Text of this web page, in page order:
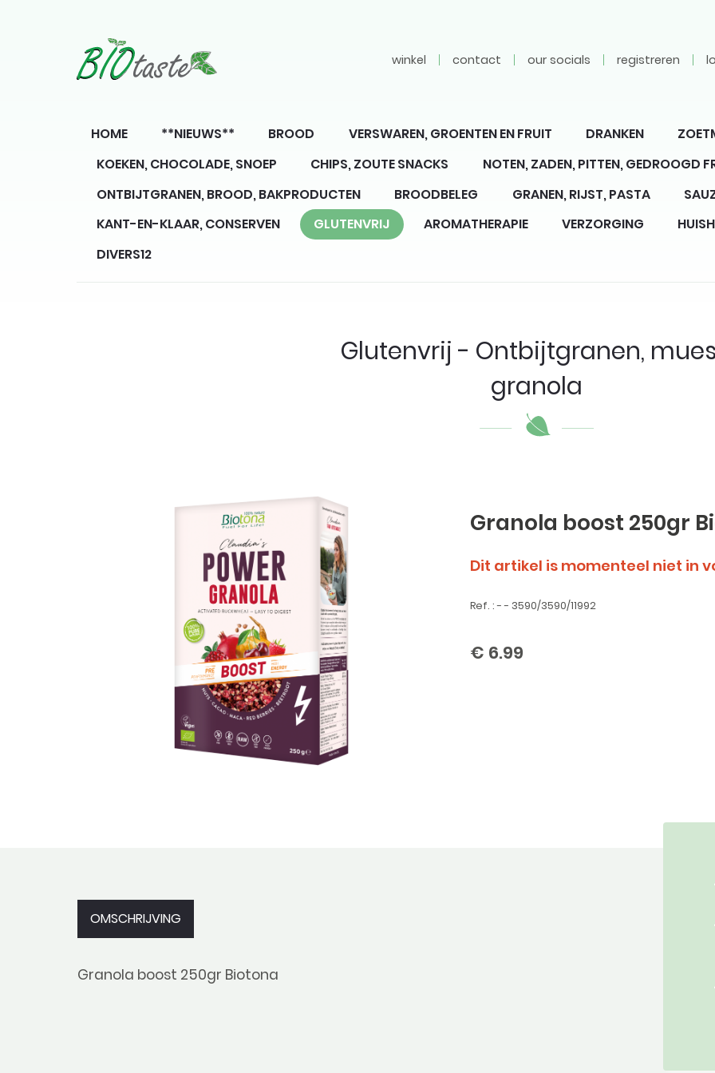
winkel contact our socials registreren
HOME **NIEUWS** BROOD VERSWAREN, GROENTEN EN FRUIT DRANKEN
KOEKEN, CHOCOLADE, SNOEP
CHIPS, ZOUTE SNACKS
NOTEN, ZADEN, PITTEN, GEDROOGD
ONTBIJTGRANEN, BROOD, BAKPRODUCTEN
BROODBELEG GRANEN, RIJST, PASTA
KANT-EN-KLAAR, CONSERVEN
GLUTENVRIJ AROMATHERAPIE VERZORGING
DIVERS12
Glutenvrij - Ontbijtgranen,
granola
Granola boost 250gr
Dit artikel is momenteel niet in
Ref. : - - 3590/3590/11992
€ 6.99
OMSCHRIJVING
Granola boost 250gr Biotona